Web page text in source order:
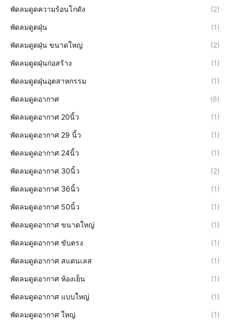
พัดลมดูดความร้อนโกดัง (2)
พัดลมดูดฝุ่น (1)
พัดลมดูดฝุ่น ขนาดใหญ่ (2)
พัดลมดูดฝุ่นก่อสร้าง (1)
พัดลมดูดฝุ่นอุตสาหกรรม (1)
พัดลมดูดอากาศ (6)
พัดลมดูดอากาศ 20นิ้ว (1)
พัดลมดูดอากาศ 29 นิ้ว (1)
พัดลมดูดอากาศ 24นิ้ว (1)
พัดลมดูดอากาศ 30นิ้ว (2)
พัดลมดูดอากาศ 36นิ้ว (1)
พัดลมดูดอากาศ 50นิ้ว (1)
พัดลมดูดอากาศ ขนาดใหญ่ (1)
พัดลมดูดอากาศ ขับตรง (1)
พัดลมดูดอากาศ สแตนเลส (1)
พัดลมดูดอากาศ ห้องเย็น (1)
พัดลมดูดอากาศ แบบใหญ่ (1)
พัดลมดูดอากาศ ใหญ่ (1)